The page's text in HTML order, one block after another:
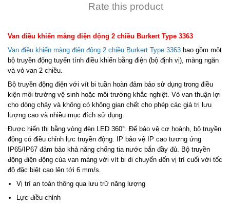
Rate this product
Van điều khiển màng điện động 2 chiều Burkert Type 3363
Van điều khiển màng điện động 2 chiều Burkert Type 3363 bao gồm một
bộ truyền động tuyến tính điều khiển bằng điện (bộ định vị), màng ngăn
và vỏ van 2 chiều.
Bộ truyền động điện với vít bi tuần hoàn đảm bảo sử dụng trong điều
kiện môi trường vệ sinh hoặc môi trường khắc nghiệt. Vỏ van thuận lợi
cho dòng chảy và không có không gian chết cho phép các giá trị lưu
lượng cao và nhiều mục đích sử dụng.
Được hiển thị bằng vòng đèn LED 360°. Để bảo vệ cơ hoành, bộ truyền
động có điều chỉnh lực truyền động. IP bảo vệ IP cao tương ứng
IP65/IP67 đảm bảo khả năng chống tia nước bắn đầy đủ. Bộ truyền
động điện động của van màng với vít bi di chuyển đến vị trí cuối với tốc
độ đặc biệt cao lên tới 6 mm/s.
Vị trí an toàn thông qua lưu trữ năng lượng
Lực điều chỉnh